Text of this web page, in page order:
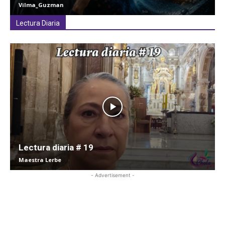
Vilma_Guzman
Lectura Diaria
Lectura diaria # 19
Maestra Lerbe
- Advertisement -